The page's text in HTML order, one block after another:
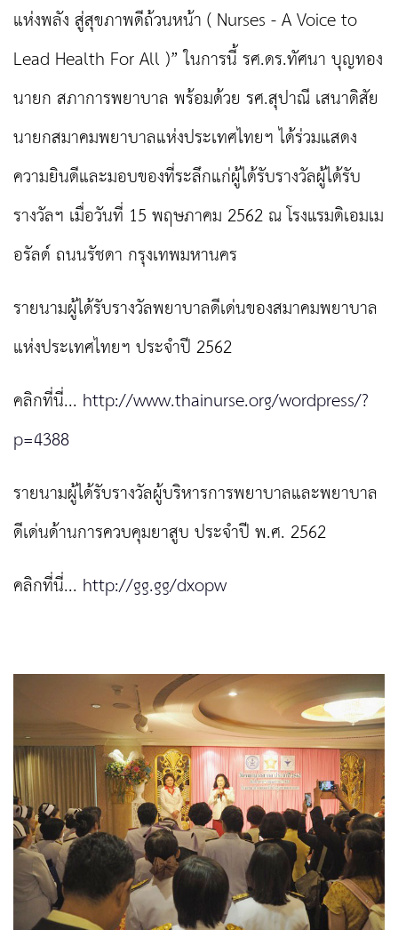
แห่งพลังสู่สุขภาพดีถ้วนหน้า (Nurses - A Voice to
Lead Health For All )”ในการนี้ รศ.ดร.ทัศนา บุญทอง
นายกสภาการพยาบาล พร้อมด้วย รศ.สุปาณี เสนาดิสัย
นายกสมาคมพยาบาลแห่งประเทศไทยฯ ได้ร่วมแสดง
ความยินดีและมอบของที่ระลึกแก่ผู้ได้รับรางวัลผู้ได้รับ
รางวัลฯ เมื่อวันที่ 15 พฤษภาคม 2562 ณ โรงแรมดิเอมเม
อรัลด์ ถนนรัชดา กรุงเทพมหานคร
รายนามผู้ได้รับรางวัลพยาบาลดีเด่นของสมาคมพยาบาล
แห่งประเทศไทยฯ ประจำปี 2562
คลิกที่นี่... http://www.thainurse.org/wordpress/?
p=4388
รายนามผู้ได้รับรางวัลผู้บริหารการพยาบาลและพยาบาล
ดีเด่นด้านการควบคุมยาสูบ ประจำปี พ.ศ. 2562
คลิกที่นี่... http://gg.gg/dxopw